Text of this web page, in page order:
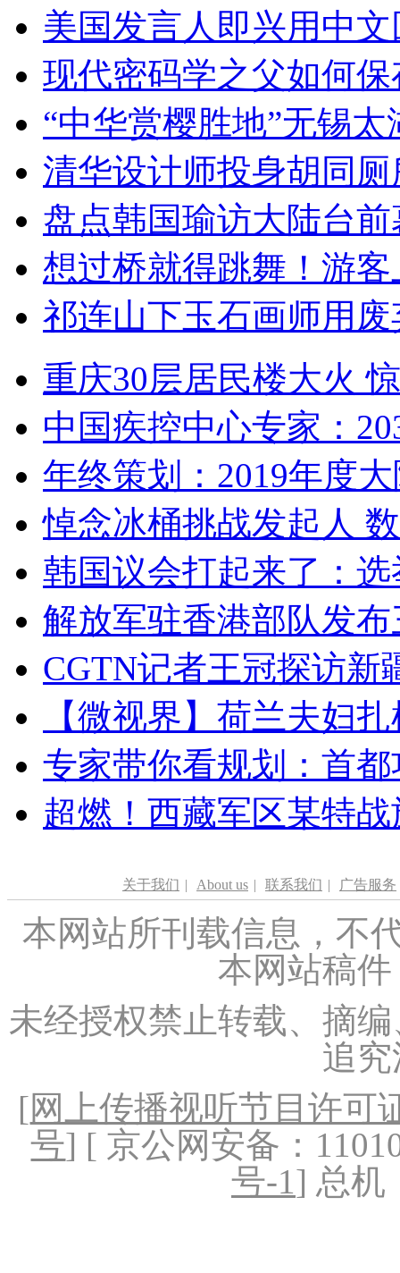
美国发言人即兴用中
现代密码学之父如何
“中华赏樱胜地”无锡
清华设计师投身胡同
盘点韩国瑜访大陆台
想过桥就得跳舞！游客
祁连山下玉石画师用
重庆30层居民楼大火
中国疾控中心专家：
年终策划：2019年度
悼念冰桶挑战发起人
韩国议会打起来了：
解放军驻香港部队发
CGTN记者王冠探访新
【微视界】荷兰夫妇
专家带你看规划：首
超燃！西藏军区某特
关于我们 | About us | 联系我们 | 广告服务
本网站所刊载信息，不
本网站稿
未经授权禁止转载、摘
追
[网上传播视听节目许可
号] [ 京公网安备：
号-1] 总机